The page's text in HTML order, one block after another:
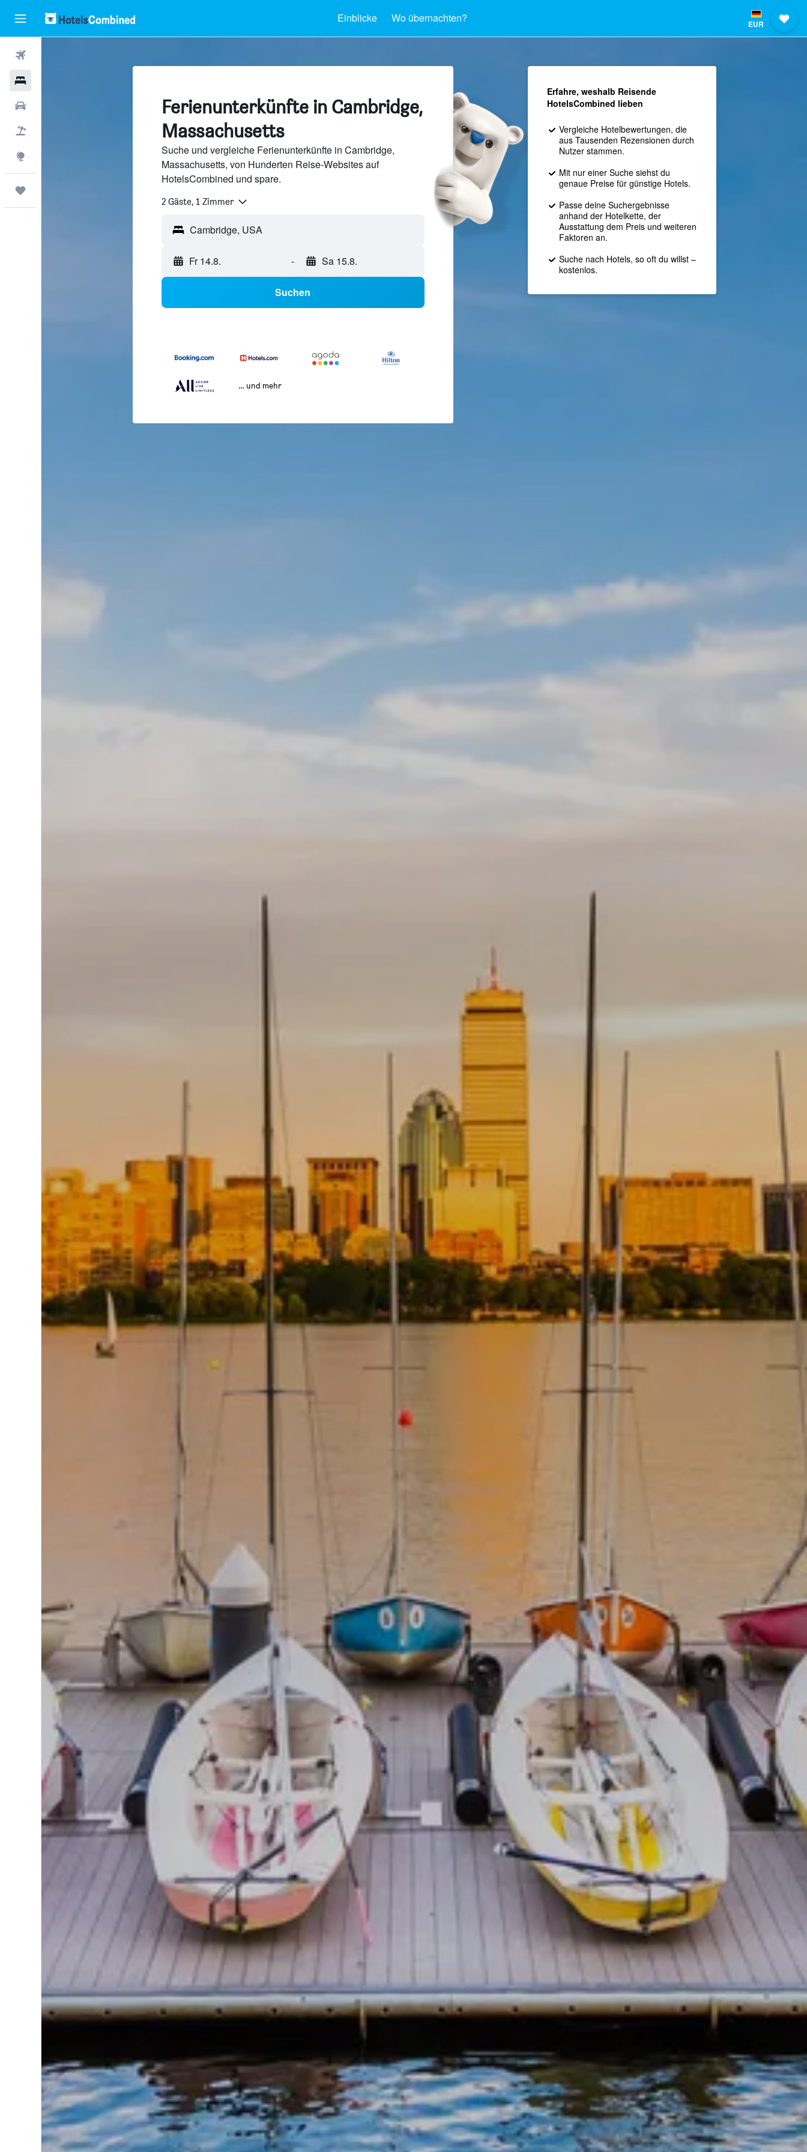
Einblicke Wo übernachten? EUR
Ferienunterkünfte in Cambridge,
Massachusetts
Suche und vergleiche Ferienunterkünfte in Cambridge,
Massachusetts, von Hunderten Reise-Websites auf
HotelsCombined und spare.
2 Gäste, 1 Zimmer
Fr 14.8. - Sa 15.8.
Suchen
… und mehr
Erfahre, weshalb Reisende
HotelsCombined lieben
Vergleiche Hotelbewertungen, die
aus Tausenden Rezensionen durch
Nutzer stammen.
Mit nur einer Suche siehst du
genaue Preise für günstige Hotels.
Passe deine Suchergebnisse
anhand der Hotelkette, der
Ausstattung dem Preis und weiteren
Faktoren an.
Suche nach Hotels, so oft du willst –
kostenlos.